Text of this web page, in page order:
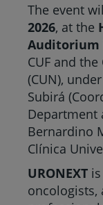
The event
2026, at the
Auditorium
CUF and
(CUN),
Subirá
Department
Bernardino
Clínica
URONEXT
oncologists,